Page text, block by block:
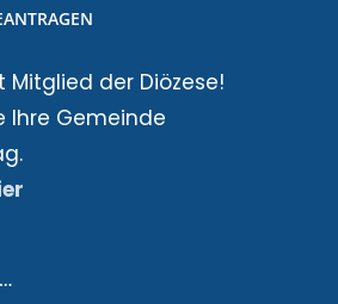
Mitglied der Diözese!
Ihre Gemeinde